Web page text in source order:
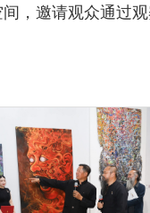
，邀请观众通过